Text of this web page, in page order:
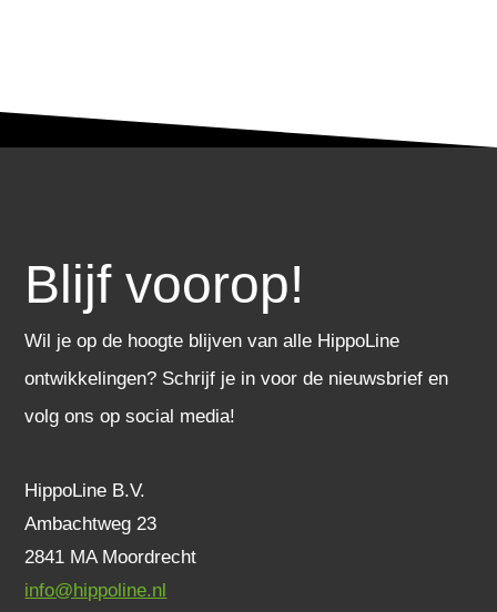
Blijf voorop!
Wil je op de hoogte blijven van alle HippoLine
ontwikkelingen? Schrijf je in voor de nieuwsbrief en
volg ons op social media!
HippoLine B.V.
Ambachtweg 23
2841 MA Moordrecht
info@hippoline.nl